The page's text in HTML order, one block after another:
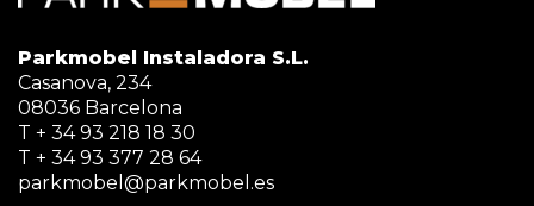
Parkmobel Instaladora S.L.
Casanova, 234
08036 Barcelona
T + 34 93 218 18 30
T + 34 93 377 28 64
parkmobel@parkmobel.es